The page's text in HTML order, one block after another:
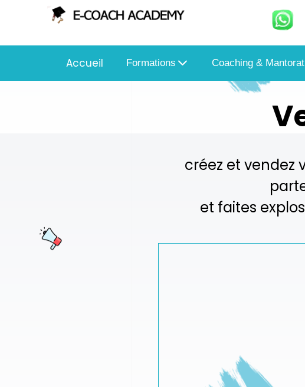
Accueil Formations Coaching & Mantorat
créez et vendez
et faites